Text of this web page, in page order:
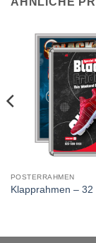
POSTERRAHMEN
Klapprahmen – 32